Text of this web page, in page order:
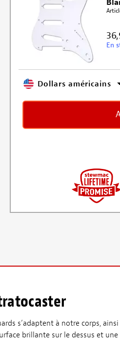
En
Dollars américains
s’adaptent à notre corps, ainsi
brillante sur le dessus et